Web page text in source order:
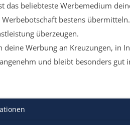
das beliebteste Werbemedium
bestens
überzeugen.
deine Werbung an Kreuzungen, in
und bleibt besonders gut